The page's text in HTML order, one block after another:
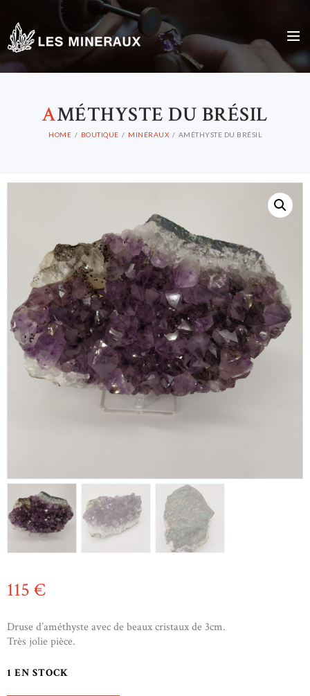
AMÉTHYSTE DU BRÉSIL
HOME BOUTIQUE MINÉRAUX AMÉTHYSTE DU BRÉSIL
115 €
Druse d’améthyste avec de beaux cristaux de 3cm.
Très jolie pièce.
1 EN STOCK